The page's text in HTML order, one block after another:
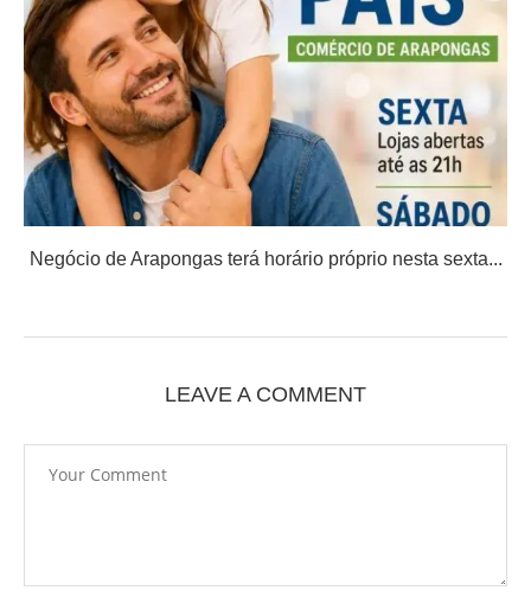
Negócio de Arapongas terá horário próprio nesta sexta...
LEAVE A COMMENT